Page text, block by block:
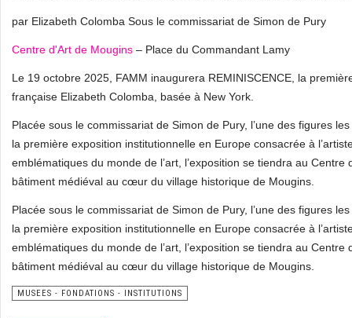
par Elizabeth Colomba Sous le commissariat de Simon de Pury
Centre d'Art de Mougins – Place du Commandant Lamy
Le 19 octobre 2025, FAMM inaugurera REMINISCENCE, la
française Elizabeth Colomba, basée à New York.
Placée sous le commissariat de Simon de Pury, l’une des figures
la première exposition institutionnelle en Europe consacrée à
emblématiques du monde de l’art, l’exposition se tiendra au
bâtiment médiéval au cœur du village historique de Mougins.
Placée sous le commissariat de Simon de Pury, l’une des figures
la première exposition institutionnelle en Europe consacrée à
emblématiques du monde de l’art, l’exposition se tiendra au
bâtiment médiéval au cœur du village historique de Mougins.
MUSEES - FONDATIONS - INSTITUTIONS